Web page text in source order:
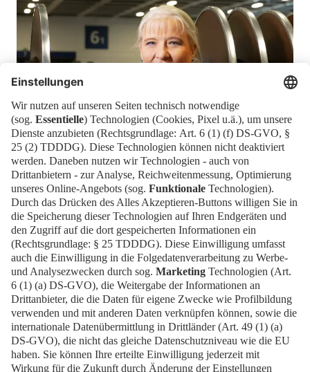
Bettina Breese
PresseKarriere
EN
KontaktImpressumDatenschutz